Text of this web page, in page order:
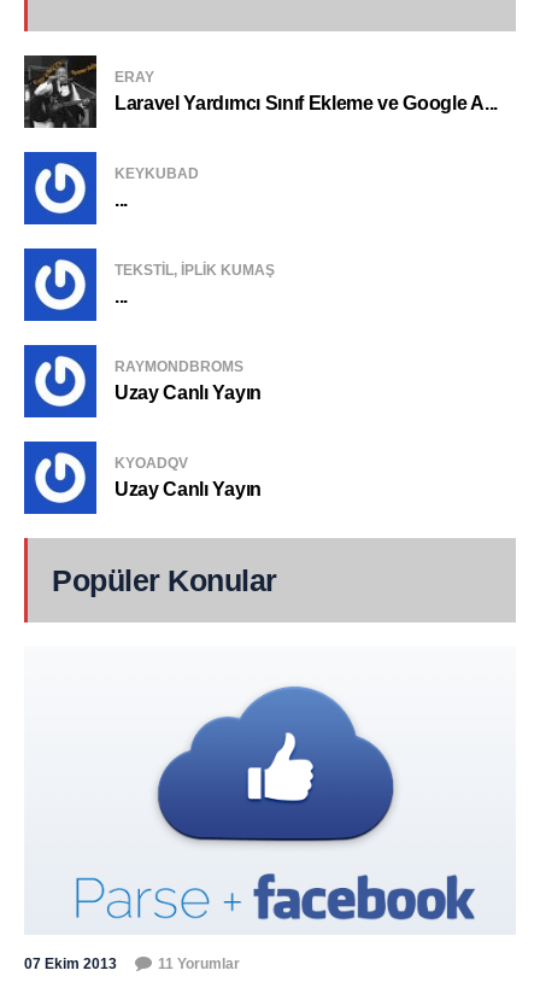
ERAY
Laravel Yardımcı Sınıf Ekleme ve Google A...
KEYKUBAD
...
TEKSTIL, IPLIK KUMAŞ
...
RAYMONDBROMS
Uzay Canlı Yayın
KYOADQV
Uzay Canlı Yayın
Popüler Konular
07 Ekim 2013 11 Yorumlar